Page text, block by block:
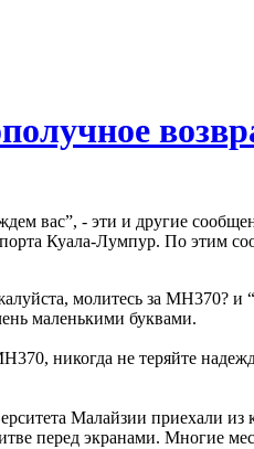
вас”, - эти и другие
Куала-Лумпур. По этим
молитесь за MH370?
маленькими буквами.
никогда не теряйте
Малайзии приехали из
перед экранами. Многие